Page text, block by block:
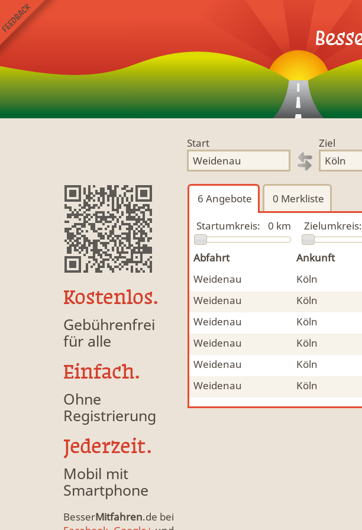
Start
Ziel
Kostenlos.
Gebührenfrei
für alle
Einfach.
Ohne
Registrierung
Jederzeit.
Mobil mit
Smartphone
BesserMitfahren.de bei
6 Angebote 0 Merkliste
Startumkreis:
0 km Zielumkreis:
Abfahrt Ankunft
Weidenau
Köln
Mitfahrgelegenheit & Fahrgemeinschaft
Weidenau
Köln
Mitfahrgelegenheit & Fahrgemeinschaft
MFG
Weidenau
Köln
Mitfahrgelegenheit & Fahrgemeinschaft
MFG
Weidenau
Köln
Mitfahrgelegenheit & Fahrgemeinschaft
MFG
Weidenau
Köln
Mitfahrgelegenheit & Fahrgemeinschaft
MFG
Weidenau
Köln
Mitfahrgelegenheit & Fahrgemeinschaft